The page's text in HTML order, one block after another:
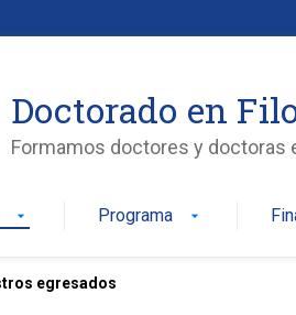
Doctorado en
Formamos doctores y doctoras
arrow_drop_down Programa arrow_drop_down
egresados